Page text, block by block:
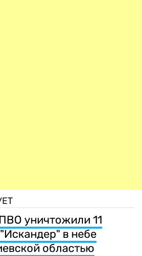
уничтожили 11
в небе
областью